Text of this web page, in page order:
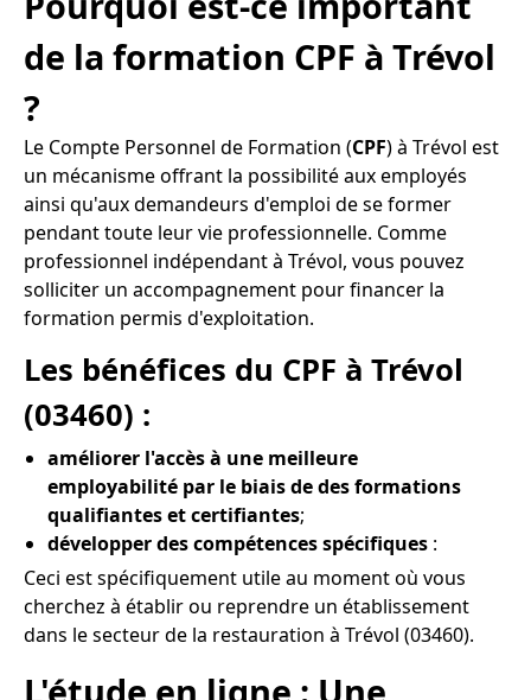
de la formation CPF à Trévol
?
Le Compte Personnel de Formation (CPF) à Trévol est
un mécanisme offrant la possibilité aux employés
ainsi qu'aux demandeurs d'emploi de se former
pendant toute leur vie professionnelle. Comme
professionnel indépendant à Trévol, vous pouvez
solliciter un accompagnement pour financer la
formation permis d'exploitation.
Les bénéfices du CPF à Trévol
(03460) :
améliorer l'accès à une meilleure
employabilité par le biais de des formations
qualifiantes et certifiantes;
développer des compétences spécifiques :
Ceci est spécifiquement utile au moment où vous
cherchez à établir ou reprendre un établissement
dans le secteur de la restauration à Trévol (03460).